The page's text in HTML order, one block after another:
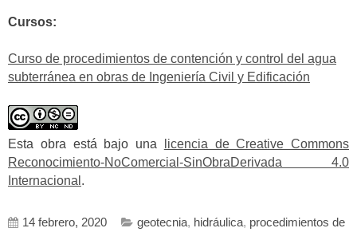
Cursos:
Curso de procedimientos de contención y control del agua
subterránea en obras de Ingeniería Civil y Edificación
Esta obra está bajo una
licencia de Creative Commons
Reconocimiento-NoComercial-SinObraDerivada 4.0
Internacional .
14 febrero, 2020 geotecnia, hidráulica, procedimientos de